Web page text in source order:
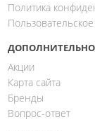
Политика
ДОПОЛНИТЕЛЬНО
Акции
Карта сайта
Бренды
Вопрос-ответ